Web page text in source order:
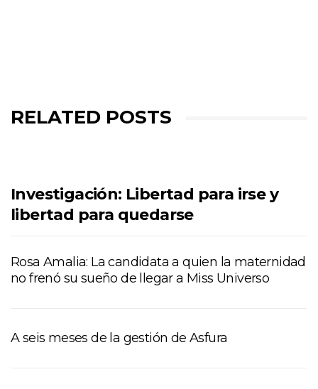
RELATED POSTS
Investigación: Libertad para irse y
libertad para quedarse
Rosa Amalia: La candidata a quien la maternidad
no frenó su sueño de llegar a Miss Universo
A seis meses de la gestión de Asfura